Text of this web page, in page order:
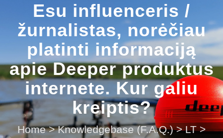
Esu influenceris /
žurnalistas, norėčiau
platinti informaciją
apie Deeper produktus
internete. Kur galiu
kreiptis?
Home > Knowledgebase (F.A.Q.) > LT >